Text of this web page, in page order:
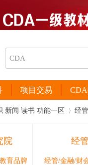
项目交易
新闻 读书 功能一区 经
院
育品牌
经
经管/金融/财